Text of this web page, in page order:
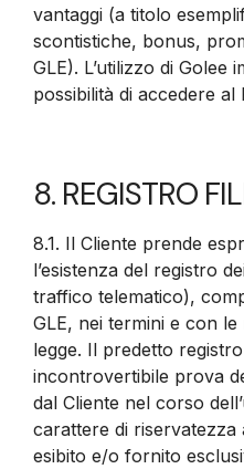
vantaggi (a titolo
scontistiche, bonus,
GLE). L’utilizzo di Golee
possibilità di accedere
8. REGISTRO
8.1. Il Cliente prende
l’esistenza del registro
traffico telematico),
GLE, nei termini e con
legge. Il predetto
incontrovertibile prova
dal Cliente nel corso
carattere di riservatezza
esibito e/o fornito